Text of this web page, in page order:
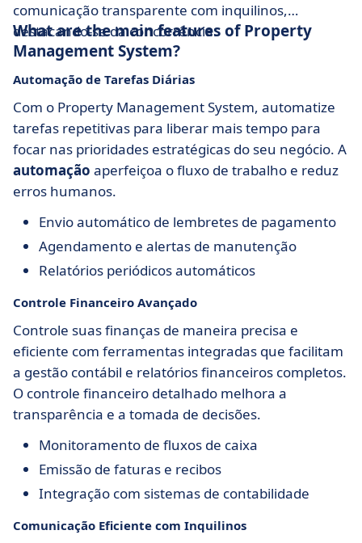
comunicação transparente com inquilinos,
destacando-se da concorrência.
What are the main features of Property
Management System?
Automação de Tarefas Diárias
Com o Property Management System, automatize
tarefas repetitivas para liberar mais tempo para
focar nas prioridades estratégicas do seu negócio. A
automação aperfeiçoa o fluxo de trabalho e reduz
erros humanos.
Envio automático de lembretes de pagamento
Agendamento e alertas de manutenção
Relatórios periódicos automáticos
Controle Financeiro Avançado
Controle suas finanças de maneira precisa e
eficiente com ferramentas integradas que facilitam
a gestão contábil e relatórios financeiros completos.
O controle financeiro detalhado melhora a
transparência e a tomada de decisões.
Monitoramento de fluxos de caixa
Emissão de faturas e recibos
Integração com sistemas de contabilidade
Comunicação Eficiente com Inquilinos